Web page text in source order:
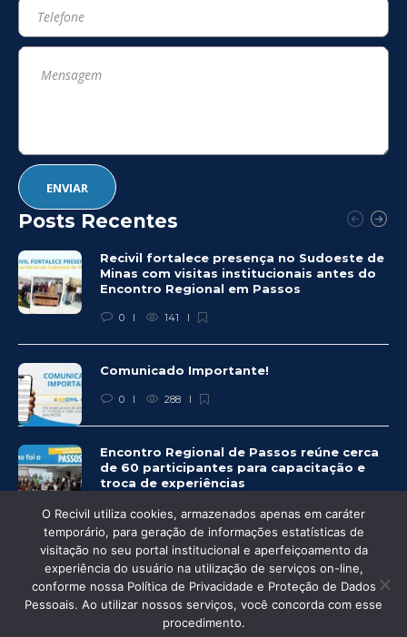
Posts Recentes
Recivil fortalece presença no Sudoeste de
Minas com visitas institucionais antes do
Encontro Regional em Passos
0 141
Comunicado Importante!
0 288
Encontro Regional de Passos reúne cerca
de 60 participantes para capacitação e
troca de experiências
0 278
© Recivil 2020 – Todos os direitos reservados.
O Recivil utiliza cookies, armazenados apenas em caráter
temporário, para geração de informações estatísticas de
visitação no seu portal institucional e aperfeiçoamento da
experiência do usuário na utilização de serviços on-line,
conforme nossa Política de Privacidade e Proteção de Dados
Pessoais. Ao utilizar nossos serviços, você concorda com esse
procedimento.